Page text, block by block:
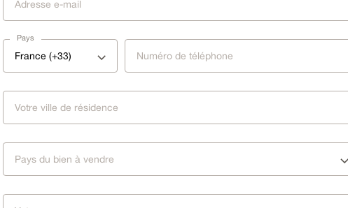
Pays
France (+33)
Pays du bien à vendre